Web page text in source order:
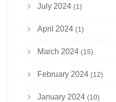
July 2024 (1)
April 2024 (1)
March 2024 (15)
February 2024 (12)
January 2024 (10)